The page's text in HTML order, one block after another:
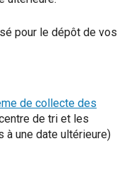
pour le dépôt de vos
de collecte des
de tri et les
une date ultérieure)